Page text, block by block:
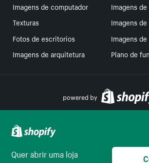
Imagens de computador
Imagens
Texturas
Imagens de
Fotos de escritorios
Imagens
Imagens de arquitetura
Plano de
powered by
Suas escolhas de privacidade
Quer abrir uma loja